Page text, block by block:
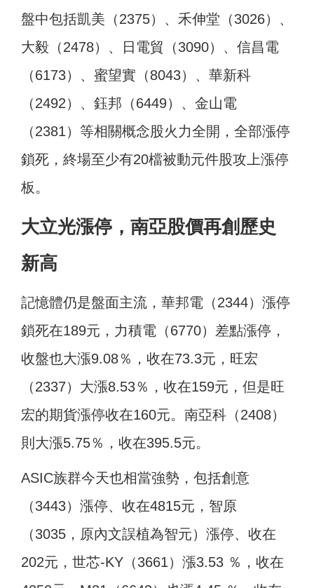
盤中包括凱美（2375）、禾伸堂（3026）、
大毅（2478）、日電貿（3090）、信昌電
（6173）、蜜望實（8043）、華新科
（2492）、鈺邦（6449）、金山電
（2381）等相關概念股火力全開，全部漲停
鎖死，終場至少有20檔被動元件股攻上漲停
板。
大立光漲停，南亞股價再創歷史
新高
記憶體仍是盤面主流，華邦電（2344）漲停
鎖死在189元，力積電（6770）差點漲停，
收盤也大漲9.08％，收在73.3元，旺宏
（2337）大漲8.53％，收在159元，但是旺
宏的期貨漲停收在160元。南亞科（2408）
則大漲5.75％，收在395.5元。
ASIC族群今天也相當強勢，包括創意
（3443）漲停、收在4815元，智原
（3035，原內文誤植為智元）漲停、收在
202元，世芯-KY（3661）漲3.53 ％，收在